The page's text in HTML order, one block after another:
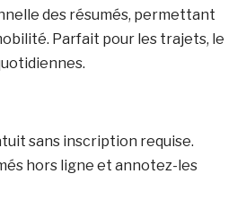
des résumés, permettant
Parfait pour les trajets, le
sans inscription requise.
hors ligne et annotez-les